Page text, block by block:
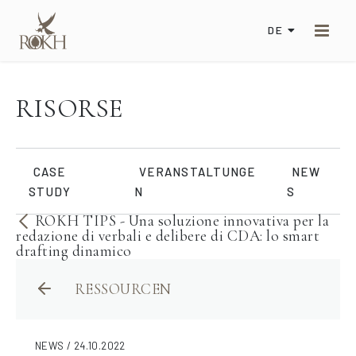
DE
RISORSE
CASE
STUDY
VERANSTALTUNGE
N
NEW
S
ROKH TIPS - Una soluzione innovativa per la
redazione di verbali e delibere di CDA: lo smart
drafting dinamico
RESSOURCEN
NEWS / 24.10.2022